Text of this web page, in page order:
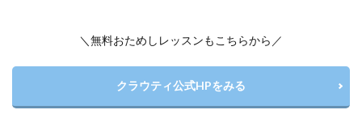
＼無料おためしレッスンもこちらから／
クラウティ公式HPをみる